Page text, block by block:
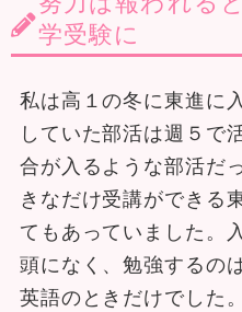
学受験に
私は高１の冬に東進に
していた部活は週５で
合が入るような部活だ
きなだけ受講ができる
てもあっていました。
頭になく、勉強するの
英語のときだけでした